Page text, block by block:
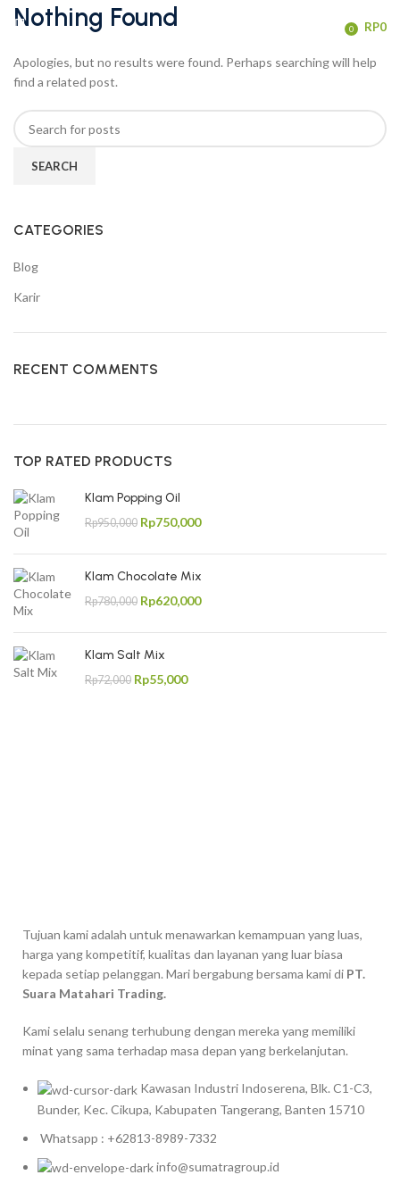
0 / RP0
Nothing Found
Apologies, but no results were found. Perhaps searching will help
find a related post.
SEARCH
CATEGORIES
Blog
Karir
RECENT COMMENTS
TOP RATED PRODUCTS
Klam Popping Oil
Rp950,000 Rp750,000
Klam Chocolate Mix
Rp780,000 Rp620,000
Klam Salt Mix
Rp72,000 Rp55,000
Tujuan kami adalah untuk menawarkan kemampuan yang luas,
harga yang kompetitif, kualitas dan layanan yang luar biasa
kepada setiap pelanggan. Mari bergabung bersama kami di PT.
Suara Matahari Trading.
Kami selalu senang terhubung dengan mereka yang memiliki
minat yang sama terhadap masa depan yang berkelanjutan.
Kawasan Industri Indoserena, Blk. C1-C3,
Bunder, Kec. Cikupa, Kabupaten Tangerang, Banten 15710
Whatsapp : +62813-8989-7332
info@sumatragroup.id